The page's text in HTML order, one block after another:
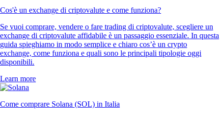
Cos'è un exchange di criptovalute e come funziona?
Se vuoi comprare, vendere o fare trading di criptovalute, scegliere un
exchange di criptovalute affidabile è un passaggio essenziale. In questa
guida spieghiamo in modo semplice e chiaro cos’è un crypto
exchange, come funziona e quali sono le principali tipologie oggi
disponibili.
Learn more
Come comprare Solana (SOL) in Italia